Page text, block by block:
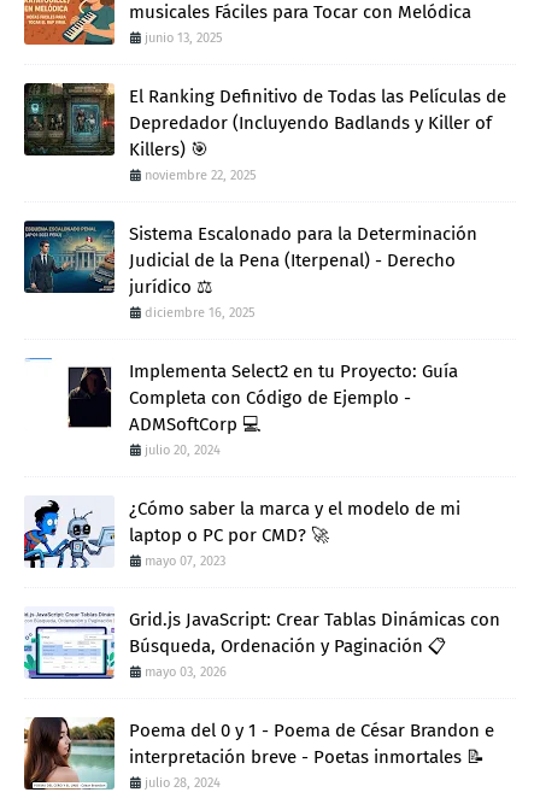
musicales Fáciles para Tocar con Melódica
junio 13, 2025
El Ranking Definitivo de Todas las Películas de
Depredador (Incluyendo Badlands y Killer of
Killers) 🎯
noviembre 22, 2025
Sistema Escalonado para la Determinación
Judicial de la Pena (Iterpenal) - Derecho
jurídico ⚖️
diciembre 16, 2025
Implementa Select2 en tu Proyecto: Guía
Completa con Código de Ejemplo -
ADMSoftCorp 💻
julio 20, 2024
¿Cómo saber la marca y el modelo de mi
laptop o PC por CMD? 🚀
mayo 07, 2023
Grid.js JavaScript: Crear Tablas Dinámicas con
Búsqueda, Ordenación y Paginación 📋
mayo 03, 2026
Poema del 0 y 1 - Poema de César Brandon e
interpretación breve - Poetas inmortales 📝
julio 28, 2024